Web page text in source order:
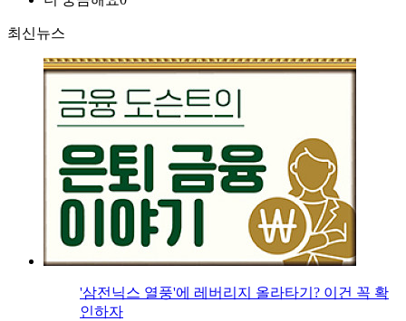
최신뉴스
'삼전닉스 열풍'에 레버리지 올라타기? 이건 꼭 확
인하자